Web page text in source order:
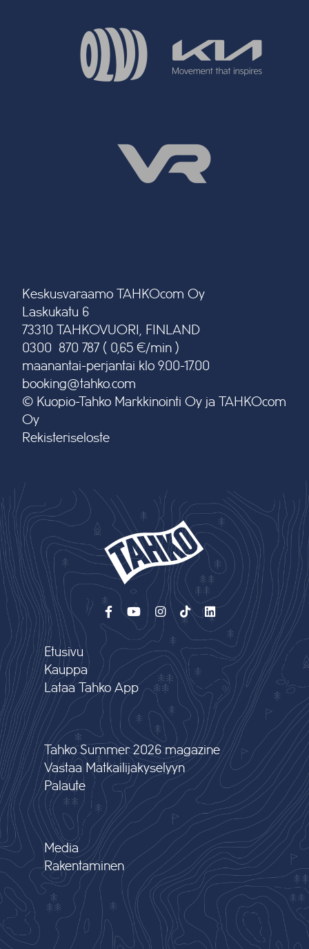
Keskusvaraamo TAHKOcom Oy
Laskukatu 6
73310 TAHKOVUORI, FINLAND
0300 870 787 ( 0,65 €/min )
maanantai-perjantai klo 9.00-17.00
booking@tahko.com
© Kuopio-Tahko Markkinointi Oy ja TAHKOcom
Oy
Rekisteriseloste
Etusivu
Kauppa
Lataa Tahko App
Tahko Summer 2026 magazine
Vastaa Matkailijakyselyyn
Palaute
Media
Rakentaminen